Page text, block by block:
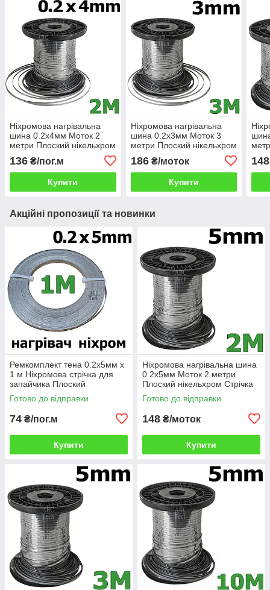
Ніхромова нагрівальна
шина 0.2х4мм Моток 2
метри Плоский нікельхром
Стрічка нікельхром x20h80
136 ₴/пог.м
Купити
Ніхромова нагрівальна
шина 0.2х3мм Моток 3
метри Плоский нікельхром
Стрічка нікельхром x20h80
186₴/моток
Купити
148
Акційні пропозиції та новинки
Ремкомплект тена 0.2х5мм х
1 м Ніхромова стрічка для
запайчика Плоский
нікельхром Шина плоска
ніхром х20н80
Готово до відправки
74 ₴/пог.м
Купити
Ніхромова нагрівальна шина
0.2х5мм Моток 2 метри
Плоский нікельхром Стрічка
нікельхром x20h80
Готово до відправки
148 ₴/моток
Купити